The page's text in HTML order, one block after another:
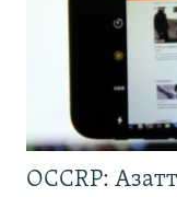
OCCRP: